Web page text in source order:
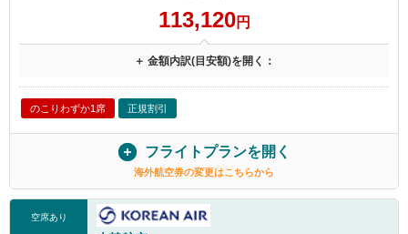
113,120円
＋ 金額内訳(目安額)を開く：
のこりわずか1席 正規割引
フライトプランを開く
海外航空券の変更はこちらから
空席あり